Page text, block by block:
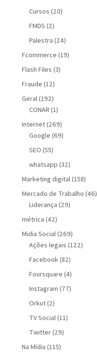
Cursos (20)
FMDS (2)
Palestra (24)
Fcommerce (19)
Flash Files (3)
Fraude (12)
Geral(192)
CONAR (1)
Internet(269)
Google (69)
SEO (55)
whatsapp (32)
Marketing digital(158)
Mercado de Trabalho (46)
Liderança (29)
métrica (42)
Midia Social(269)
Ações legais (122)
Facebook(82)
Foursquare (4)
Instagram (77)
Orkut(2)
TV Social(11)
Twitter(29)
Na Mídia (115)